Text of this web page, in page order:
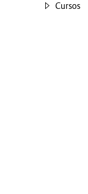
Cursos